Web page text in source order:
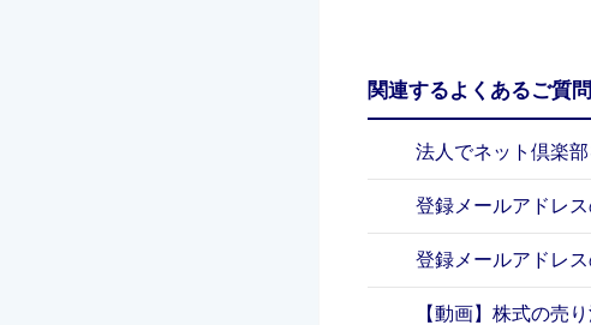
関連するよくあるご質問
法人でネット倶楽
登録メールアドレ
登録メールアドレ
【動画】株式の売